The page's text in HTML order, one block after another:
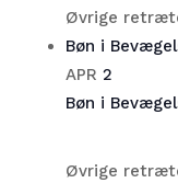
Øvrige
Bøn i
APR 2
Bøn i
Øvrige